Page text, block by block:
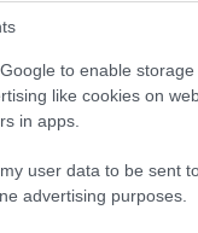
to enable storage
like cookies on
in apps.
user data to be sent
advertising purposes.
päälle. Jos haluat
ja tulevat